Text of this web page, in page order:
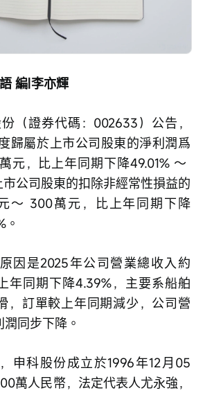
編|李亦輝
（證券代碼：002633）公告，
歸屬於上市公司股東的淨利潤爲
元，比上年同期下降49.01% 〜
市公司股東的扣除非經常性損益的
〜 300萬元，比上年同期下降
因是2025年公司營業總收入約
年同期下降4.39%，主要系船舶
，訂單較上年同期減少，公司營
同步下降。
申科股份成立於1996年12月05
萬人民幣，法定代表人尤永強，